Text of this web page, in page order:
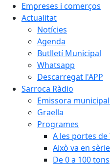
Empreses i comerços
Actualitat
Notícies
Agenda
Butlletí Municipal
Whatsapp
Descarregat l'APP
Sarroca Ràdio
Emissora municipal
Graella
Programes
A les portes de
Això va en sèrie
De 0 a 100 tons